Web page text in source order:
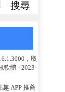
，取
軟體 - 2023-
趣 APP 推薦